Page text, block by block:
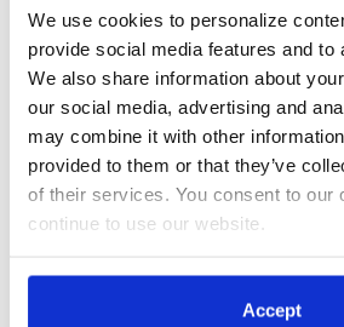
We use cookies to personalize
provide social media features and to
We also share information about
our social media, advertising and
may combine it with other
provided to them or that they’ve
of their services. You consent to our
continue to use our website.
Accept